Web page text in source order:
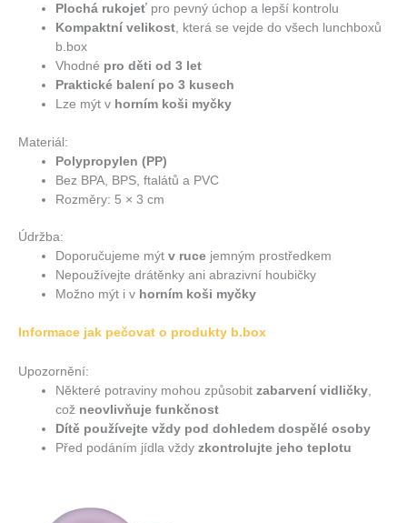
Plochá rukojeť pro pevný úchop a lepší kontrolu
Kompaktní velikost, která se vejde do všech lunchboxů
b.box
Vhodné pro děti od 3 let
Praktické balení po 3 kusech
Lze mýt v horním koši myčky
Materiál:
Polypropylen (PP)
Bez BPA, BPS, ftalátů a PVC
Rozměry: 5 × 3 cm
Údržba:
Doporučujeme mýtv ruce jemným prostředkem
Nepoužívejte drátěnky ani abrazivní houbičky
Možno mýt i v horním koši myčky
Informace jak pečovat o produkty b.box
Upozornění:
Některé potraviny mohou způsobitzabarvení vidličky
což neovlivňuje funkčnost
Dítě používejte vždy pod dohledem dospělé osoby
Před podáním jídla vždyzkontrolujte jeho teplotu